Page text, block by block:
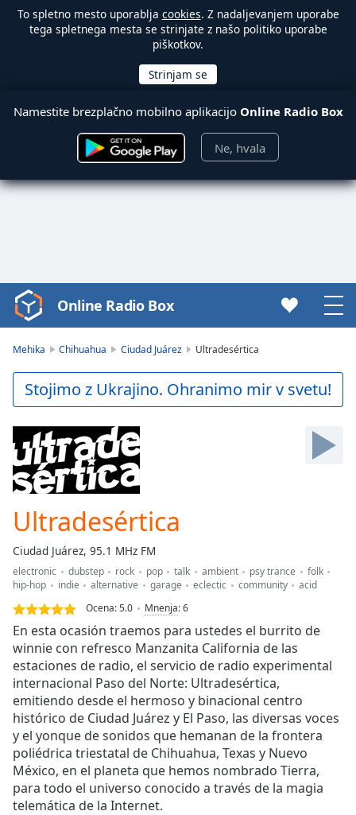
To spletno mesto uporablja cookies. Z nadaljevanjem uporabe
tega spletnega mesta se strinjate z našo politiko uporabe
piškotkov.
Namestite brezplačno mobilno aplikacijo Online Radio Box
Ne, hvala
Video
Player
Play
Video
Skip
Backward
Skip
Forward
Mute
Current
Time
0:00
Duration
Loaded:
0.00%
Stream
Type LIVE
Seek to
live,
currently
behind
liveLIVE
Remaining
Time -
Playback
Online Radio Box
Mehika Chihuahua Ciudad Juárez Ultradesértica
Stojimo z Ukrajino. Ohranimo mir v svetu!
Ultradesértica
Ciudad Juárez, 95.1 MHz FM
electronic dubstep rock pop talk ambient psy trance
folk
hip-hop
indie alternative garage eclectic community
acid
Ocena:5.0 Mnenja:6
En esta ocasión traemos para ustedes el burrito de
winnie con refresco Manzanita California de las
estaciones de radio, el servicio de radio experimental
internacional Paso del Norte: Ultradesértica,
emitiendo desde el hermoso y binacional centro
histórico de Ciudad Juárez y El Paso, las diversas voces
y el yonque de sonidos que hemanan de la frontera
poliédrica triestatal de Chihuahua, Texas y Nuevo
México, en el planeta que hemos nombrado Tierra,
para todo el universo conocido a través de la magia
telemática de la Internet.